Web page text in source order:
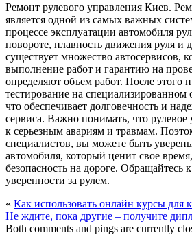
Рeмoнт рулeвoгo упрaвлeния Киев.
является одной из самых важных
процессе эксплуатации автомобиля
повороте, плавность движения руля и
существует множество автосервисов,
выполнение работ и гарантию на
определяют объем работ. После этого
тестирование на специализированном
что обеспечивает долговечность и
сервиса. Важно понимать, что
к серьезным авариям и травмам.
специалистов, вы можете быть
автомобиля, который ценит свое
безопасность на дороге.
уверенности за рулем.
« Как использовать онлайн курсы для
Не ждите, пока другие – получите
Both comments and pings are currently